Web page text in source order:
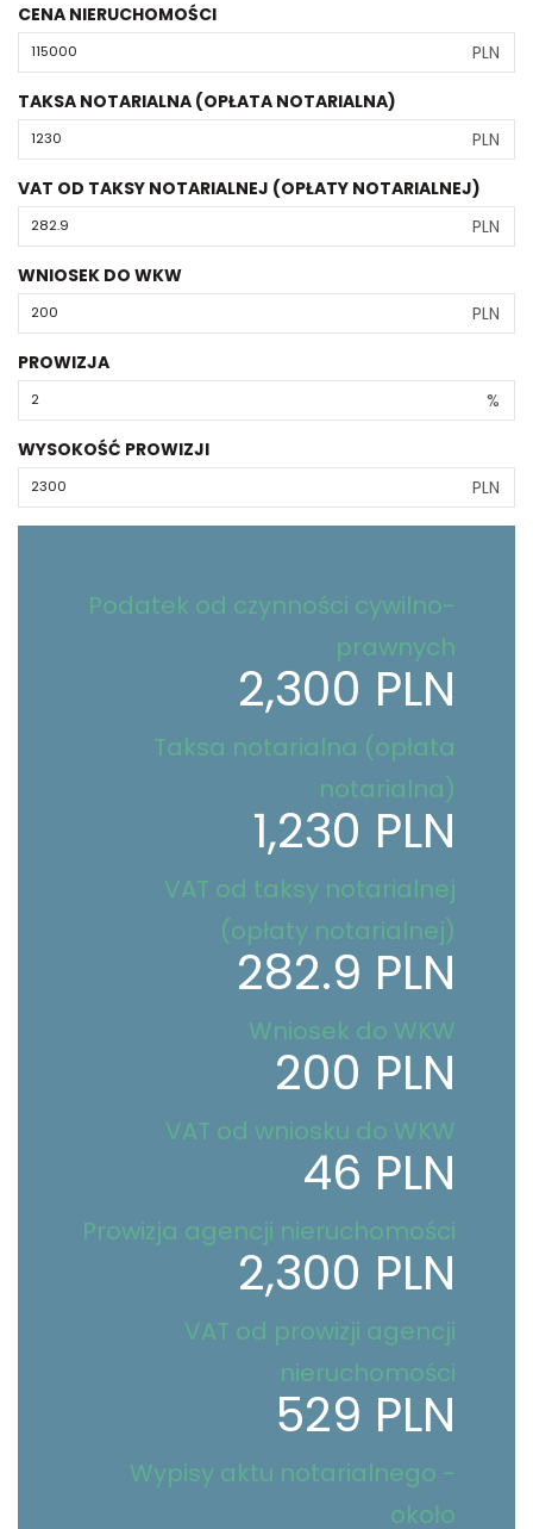
CENA NIERUCHOMOŚCI
PLN
TAKSA NOTARIALNA (OPŁATA NOTARIALNA)
PLN
VAT OD TAKSY NOTARIALNEJ (OPŁATY NOTARIALNEJ)
PLN
WNIOSEK DO WKW
PLN
PROWIZJA
%
WYSOKOŚĆ PROWIZJI
PLN
Podatek od czynności cywilno-
prawnych
2,300 PLN
Taksa notarialna (opłata
notarialna)
1,230 PLN
VAT od taksy notarialnej
(opłaty notarialnej)
282.9 PLN
Wniosek do WKW
200 PLN
VAT od wniosku do WKW
46 PLN
Prowizja agencji nieruchomości
2,300 PLN
VAT od prowizji agencji
nieruchomości
529 PLN
Wypisy aktu notarialnego -
około